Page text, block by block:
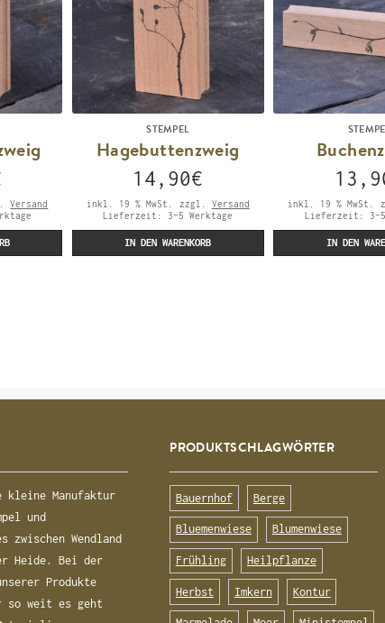
Versand
STEMPEL
Hagebuttenzweig
14,90€
inkl. 19 % MwSt. zzgl. Versand
Lieferzeit: 3-5 Werktage
IN DEN WARENKORB
inkl. 19 % MwSt.
Lieferzeit:
3-
IN DEN
kleine Manufaktur
und
zwischen Wendland
Heide. Bei der
Produkte
so weit es geht
PRODUKTSCHLAGWÖRTER
Bauernhof Berge
Bluemenwiese Blumenwiese
Frühling Heilpflanze
Herbst Imkern Kontur